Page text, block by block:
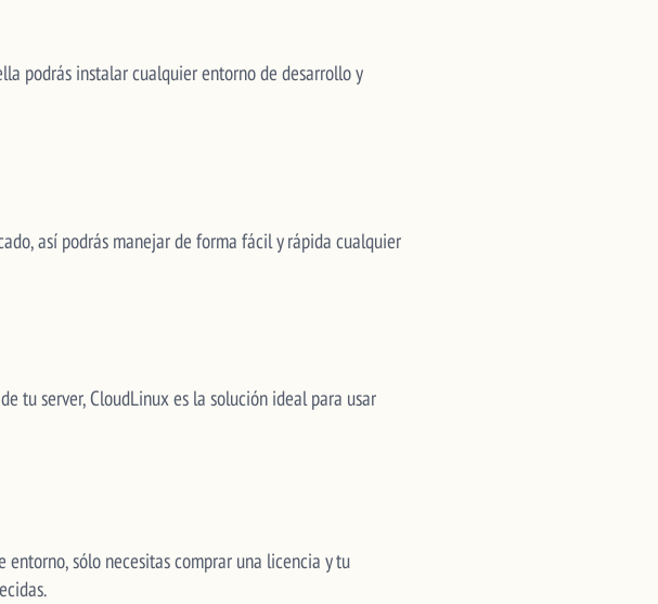
podrás instalar cualquier entorno de desarrollo y
así podrás manejar de forma fácil y rápida cualquier
tu server, CloudLinux es la solución ideal para usar
sólo necesitas comprar una licencia y tu